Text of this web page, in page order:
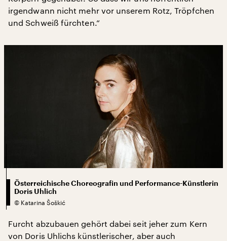
irgendwann nicht mehr vor unserem Rotz, Tröpfchen
und Schweiß fürchten.“
Österreichische Choreografin und Performance-Künstlerin
Doris Uhlich
© Katarina Šoškić
Furcht abzubauen gehört dabei seit jeher zum Kern
von Doris Uhlichs künstlerischer, aber auch